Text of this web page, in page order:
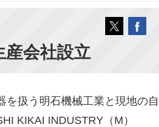
会社設立
扱う明石機械工業と現地の自
KIKAI INDUSTRY（M）